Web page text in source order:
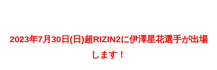
2023年7月30日(日)超RIZIN2に伊澤星花選手が出場
します！